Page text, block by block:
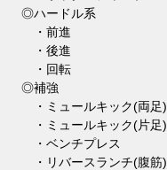
◎ハードル系
・前進
・後進
・回転
◎補強
・ミュールキック(両足)
・ミュールキック(片足)
・ベンチプレス
・リバースランチ(腹筋)